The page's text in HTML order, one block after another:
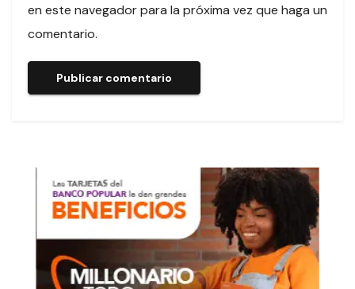
en este navegador para la próxima vez que haga un
comentario.